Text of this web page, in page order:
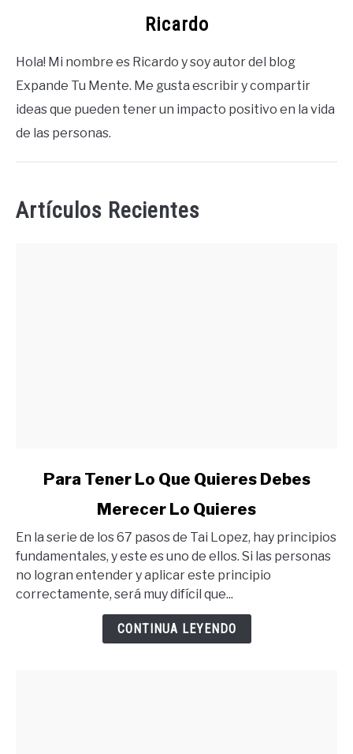
Ricardo
Hola! Mi nombre es Ricardo y soy autor del blog
Expande Tu Mente. Me gusta escribir y compartir
ideas que pueden tener un impacto positivo en la vida
de las personas.
Artículos Recientes
Tener
Lo
Que
Quieres
Para Tener Lo Que Quieres Debes
Merecer Lo Quieres
En la serie de los 67 pasos de Tai Lopez, hay principios
fundamentales, y este es uno de ellos. Si las personas
no logran entender y aplicar este principio
correctamente, será muy difícil que...
CONTINUA LEYENDO